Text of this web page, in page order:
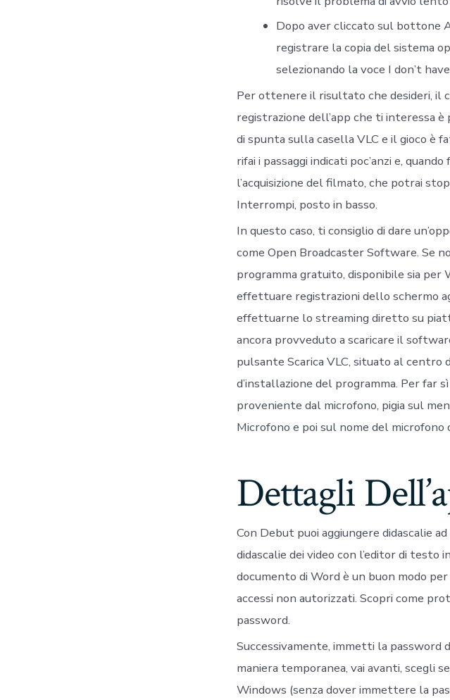
Dopo aver cliccato sul bottone
registrare la copia del sistema
selezionando la voce I don’t
Per ottenere il risultato che desideri, il
registrazione dell’app che ti interessa
di spunta sulla casella VLC e il gioco è
rifai i passaggi indicati poc’anzi e,
l’acquisizione del filmato, che potrai
Interrompi, posto in basso.
In questo caso, ti consiglio di dare
come Open Broadcaster Software. Se
programma gratuito, disponibile sia per
effettuare registrazioni dello schermo
effettuarne lo streaming diretto su
ancora provveduto a scaricare il
pulsante Scarica VLC, situato al
d’installazione del programma. Per far
proveniente dal microfono, pigia sul
Microfono e poi sul nome del microfono
Dettagli
Con Debut puoi aggiungere didascalie
didascalie dei video con l’editor di
documento di Word è un buon modo
accessi non autorizzati. Scopri come
password.
Successivamente, immetti la password
maniera temporanea, vai avanti, scegli
Windows (senza dover immettere la